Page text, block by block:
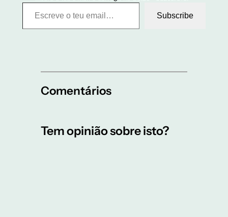
Subscribe
Comentários
Tem opinião sobre isto?